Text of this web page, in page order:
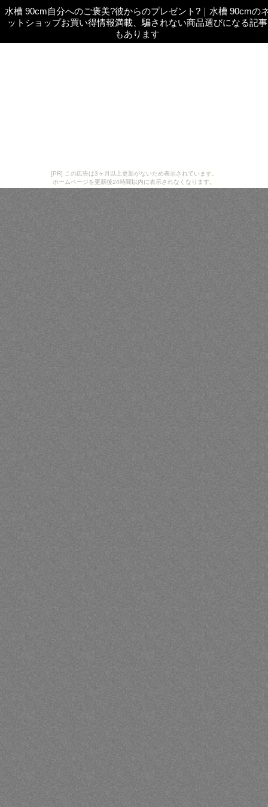
[PR] この広告は3ヶ月以上更新がないため表示されています。
ホームページを更新後24時間以内に表示されなくなります。
水槽 90cm自分へのご褒美?彼からのプレゼント?｜ 水槽 90cmの
ットショップお買い得情報満載、騙されない商品選びになる記事
もあります